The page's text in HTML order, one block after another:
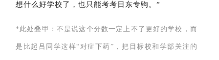
想什么好学校了，也只能考考日东专驹。”
*此处叠甲：不是说这个分数一定上不了更好的学校，而
是比起吕同学这样“对症下药”，把目标校和学部关注的